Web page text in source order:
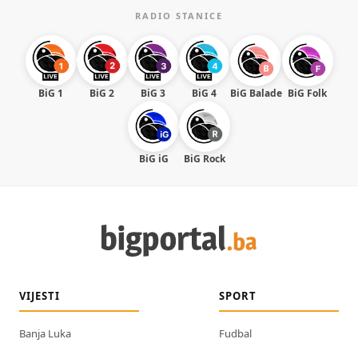
RADIO STANICE
BiG 1 BiG 2 BiG 3 BiG 4 BiG Balade BiG Folk
BiG iG BiG Rock
VIJESTI
Banja Luka
SPORT
Fudbal